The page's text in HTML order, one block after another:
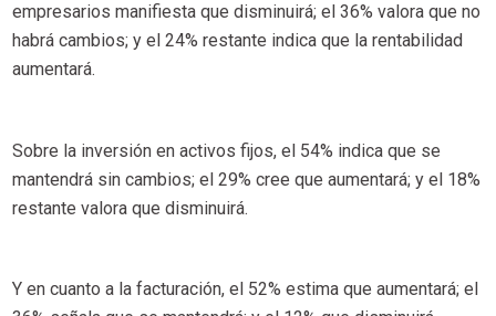
empresarios manifiesta que disminuirá; el 36% valora que no
habrá cambios; y el 24% restante indica que la rentabilidad
aumentará.
Sobre la inversión en activos fijos, el 54% indica que se
mantendrá sin cambios; el 29% cree que aumentará; y el 18%
restante valora que disminuirá.
Y en cuanto a la facturación, el 52% estima que aumentará; el